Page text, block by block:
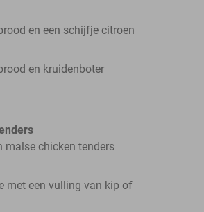
en een schijfje citroen
en kruidenboter
malse chicken tenders
met een vulling van kip of